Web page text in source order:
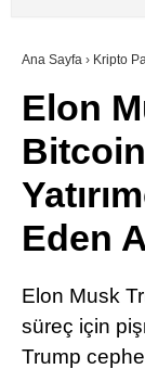
SÖZLÜK
Ana Sayfa › Kripto
Elon
Eden
Elon Musk
süreç için
Trump